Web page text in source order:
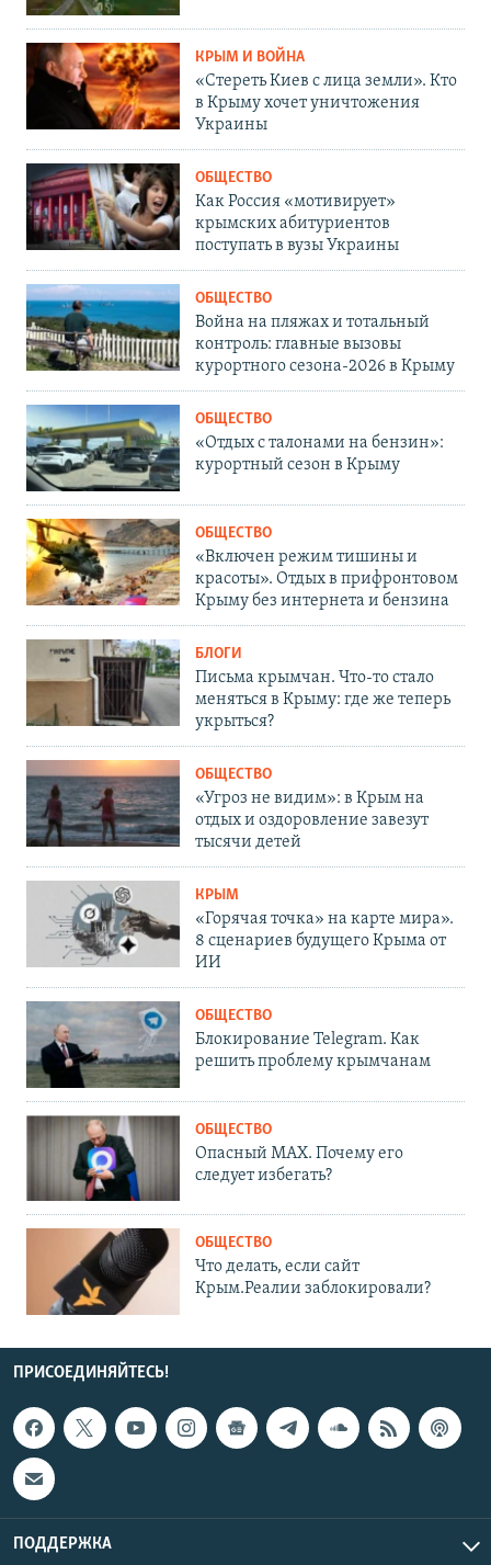
КРЫМ И ВОЙНА
«Стереть Киев с лица земли». Кто
в Крыму хочет уничтожения
Украины
ОБЩЕСТВО
Как Россия «мотивирует»
крымских абитуриентов
поступать в вузы Украины
ОБЩЕСТВО
Война на пляжах и тотальный
контроль: главные вызовы
курортного сезона-2026 в Крыму
ОБЩЕСТВО
«Отдых с талонами на бензин»:
курортный сезон в Крыму
ОБЩЕСТВО
«Включен режим тишины и
красоты». Отдых в прифронтовом
Крыму без интернета и бензина
БЛОГИ
Письма крымчан. Что-то стало
меняться в Крыму: где же теперь
укрыться?
ОБЩЕСТВО
«Угроз не видим»: в Крым на
отдых и оздоровление завезут
тысячи детей
КРЫМ
«Горячая точка» на карте мира».
8 сценариев будущего Крыма от
ИИ
ОБЩЕСТВО
Блокирование Telegram. Как
решить проблему крымчанам
ОБЩЕСТВО
Опасный MAX. Почему его
следует избегать?
ОБЩЕСТВО
Что делать, если сайт
Крым.Реалии заблокировали?
ПРИСОЕДИНЯЙТЕСЬ!
ПОДДЕРЖКА